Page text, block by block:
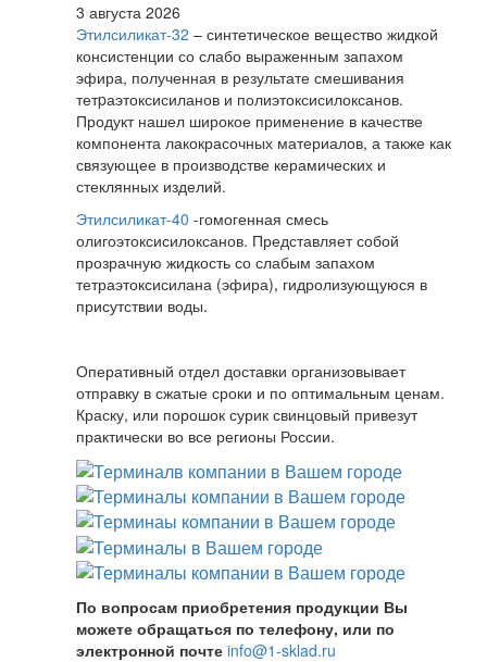
3 августа 2026
Этилсиликат-32 – синтетическое вещество жидкой
консистенции со слабо выраженным запахом
эфира, полученная в результате смешивания
тетpаэтоксисиланов и полиэтоксисилоксанов.
Продукт нашел широкое применение в качестве
компонента лакокрасочных материалов, а также как
связующее в производстве керамических и
стеклянных изделий.
Этилсиликат-40 -гомогенная смесь
олигоэтоксисилоксанов. Представляет собой
прозрачную жидкость со слабым запахом
тетраэтоксисилана (эфира), гидролизующуюся в
присутствии воды.
Оперативный отдел доставки организовывает
отправку в сжатые сроки и по оптимальным ценам.
Краску, или порошок сурик свинцовый привезут
практически во все регионы России.
По вопросам приобретения продукции Вы
можете обращаться по телефону, или по
электронной почте info@1-sklad.ru